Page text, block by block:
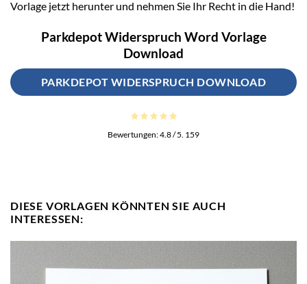
Vorlage jetzt herunter und nehmen Sie Ihr Recht in die Hand!
Parkdepot Widerspruch Word Vorlage
Download
PARKDEPOT WIDERSPRUCH DOWNLOAD
Bewertungen:4.8/ 5. 159
DIESE VORLAGEN KÖNNTEN SIE AUCH
INTERESSEN: